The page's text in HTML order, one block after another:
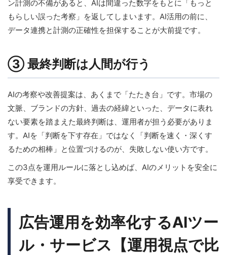
ン計測の不備があると、AIは間違った数字をもとに「もっと
もらしい誤った考察」を返してしまいます。AI活用の前に、
データ連携と計測の正確性を担保することが大前提です。
③ 最終判断は人間が行う
AIの考察や改善提案は、あくまで「たたき台」です。市場の
文脈、ブランドの方針、過去の経緯といった、データに表れ
ない要素を踏まえた最終判断は、運用者が担う必要がありま
す。AIを「判断を下す存在」ではなく「判断を速く・深くす
るための相棒」と位置づけるのが、失敗しない使い方です。
この3点を運用ルールに落とし込めば、AIのメリットを安全に
享受できます。
広告運用を効率化するAIツー
ル・サービス【運用視点で比